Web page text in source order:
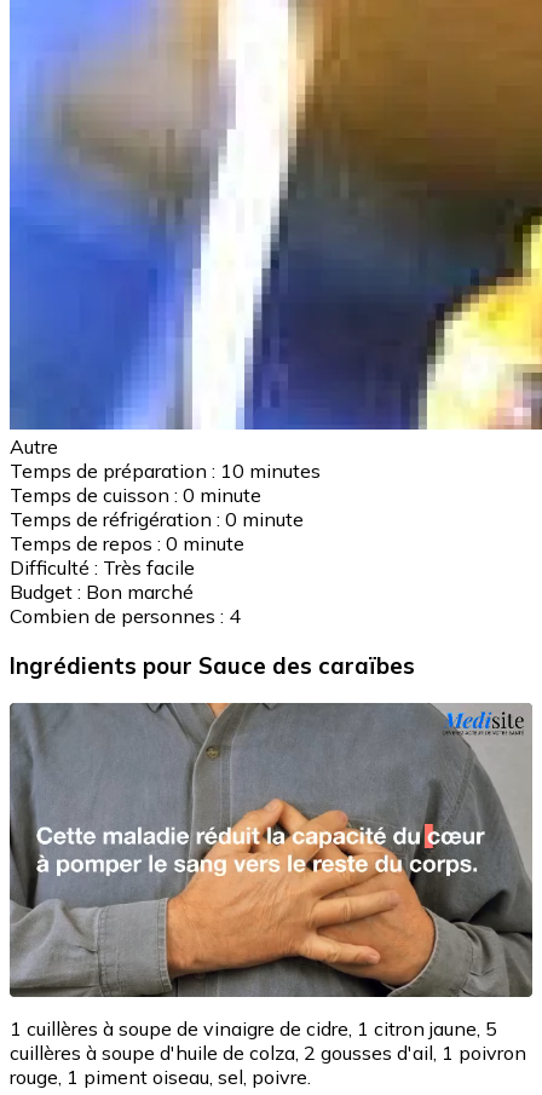
Autre
Temps de préparation : 10 minutes
Temps de cuisson : 0 minute
Temps de réfrigération : 0 minute
Temps de repos : 0 minute
Difficulté : Très facile
Budget : Bon marché
Combien de personnes : 4
Ingrédients pour Sauce des caraïbes
1 cuillères à soupe de vinaigre de cidre, 1 citron jaune, 5
cuillères à soupe d'huile de colza, 2 gousses d'ail, 1 poivron
rouge, 1 piment oiseau, sel, poivre.